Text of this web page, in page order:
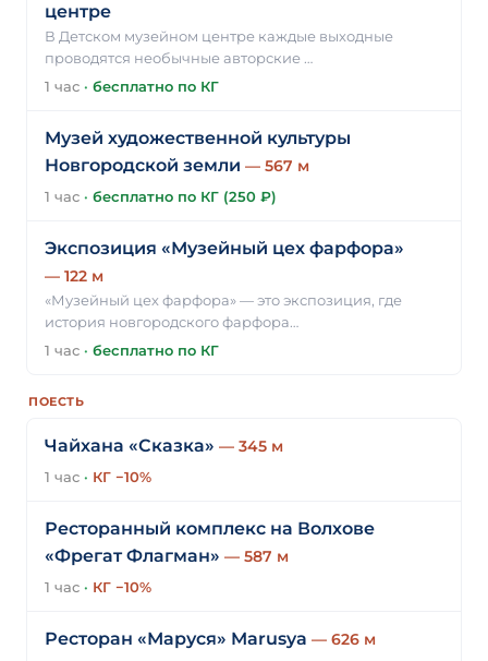
центре
В Детском музейном центре каждые выходные
проводятся необычные авторские …
1 час · бесплатно по КГ
Музей художественной культуры
Новгородской земли — 567 м
1 час · бесплатно по КГ (250 ₽)
Экспозиция «Музейный цех фарфора»
— 122 м
«Музейный цех фарфора» — это экспозиция, где
история новгородского фарфора…
1 час · бесплатно по КГ
ПОЕСТЬ
Чайхана «Сказка» — 345 м
1 час · КГ −10%
Ресторанный комплекс на Волхове
«Фрегат Флагман» — 587 м
1 час · КГ −10%
Ресторан «Маруся» Marusya — 626 м